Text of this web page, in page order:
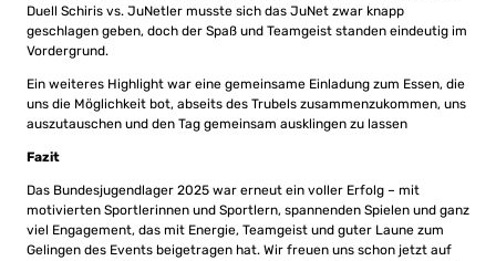
Duell Schiris vs. JuNetler musste sich das JuNet zwar knapp
geschlagen geben, doch der Spaß und Teamgeist standen eindeutig im
Vordergrund.
Ein weiteres Highlight war eine gemeinsame Einladung zum Essen, die
uns die Möglichkeit bot, abseits des Trubels zusammenzukommen, uns
auszutauschen und den Tag gemeinsam ausklingen zu lassen
Fazit
Das Bundesjugendlager 2025 war erneut ein voller Erfolg – mit
motivierten Sportlerinnen und Sportlern, spannenden Spielen und ganz
viel Engagement, das mit Energie, Teamgeist und guter Laune zum
Gelingen des Events beigetragen hat. Wir freuen uns schon jetzt auf